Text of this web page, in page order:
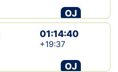
OJ
01:14:40
+19:37
OJ